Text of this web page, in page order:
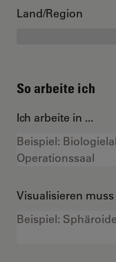
Land/Region
So arbeite ich
Ich arbeite in ...
Visualisieren muss